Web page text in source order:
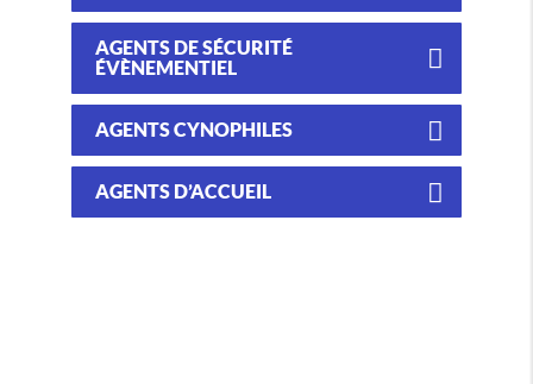
AGENTS DE SÉCURITÉ
ÉVÈNEMENTIEL
AGENTS CYNOPHILES
AGENTS D’ACCUEIL